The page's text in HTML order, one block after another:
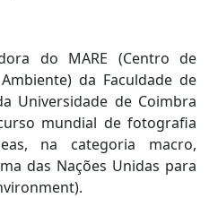
do MARE (Centro de
da Faculdade de
Universidade de Coimbra
mundial de fotografia
na categoria macro,
das Nações Unidas para